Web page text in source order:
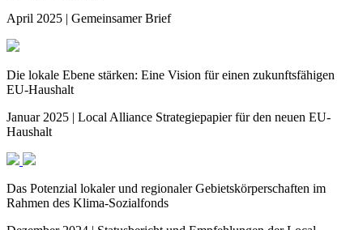
April 2025 | Gemeinsamer Brief
Die lokale Ebene stärken: Eine Vision für einen zukunftsfähigen
EU-Haushalt
Januar 2025 | Local Alliance Strategiepapier für den neuen EU-
Haushalt
Das Potenzial lokaler und regionaler Gebietskörperschaften im
Rahmen des Klima-Sozialfonds